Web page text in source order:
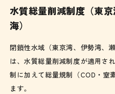
水質総量削減制度（東
海）
閉鎖性水域（東京湾、伊勢湾、
は、水質総量削減制度が適用さ
制に加えて総量規制（COD・窒
ます。